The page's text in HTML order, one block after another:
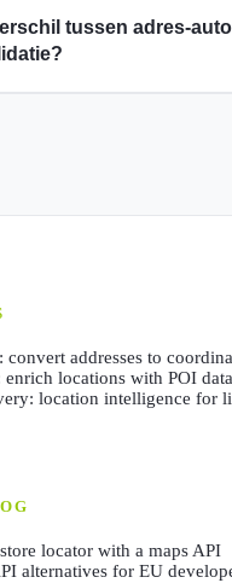
tussen adres-
addresses to
locations with POI data
location intelligence for
locator with a maps API
alternatives for EU